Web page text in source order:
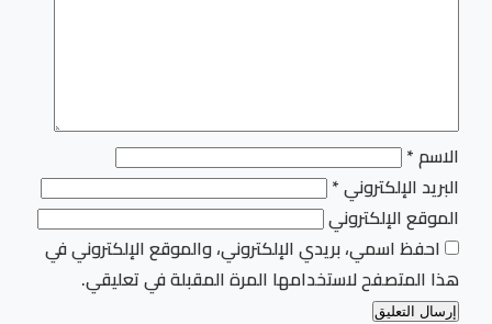
الاسم*
البريد الإلكتروني*
الموقع الإلكتروني
احفظ اسمي، بريدي الإلكتروني، والموقع الإلكتروني في
هذا المتصفح لاستخدامها المرة المقبلة في تعليقي.